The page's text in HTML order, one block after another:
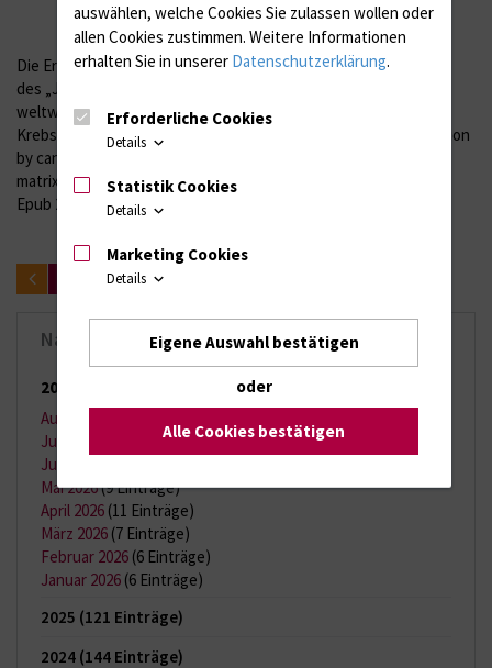
Die Ergebnisse dieser Arbeit wurden in einer aktuellen Ausgabe
des „Journal of the National Cancer Institute“ publiziert, der
weltweit führenden Zeitschrift auf dem Gebiet der
Krebsforschung: Ramer R, Hinz B. Inhibition of cancer cell invasion
by cannabinoids via increased expression of tissue inhibitor of
matrix metalloproteinases-1. J Natl Cancer Inst. 2008;100:59-69.
Epub 2007 Dec 25.
zurück
Nachrichten-Archiv
2026
August 2026
Juli 2026
(11 Einträge)
Juni 2026
Mai 2026(9 Einträge)
April 2026 (11 Einträge)
März 2026 (7 Einträge)
Februar 2026 (6 Einträge)
Januar 2026 (6 Einträge)
2025 (121 Einträge)
2024 (144 Einträge)
auswählen, welche Cookies Sie zulassen wollen oder
allen Cookies zustimmen. Weitere Informationen
erhalten Sie in unserer Datenschutzerklärung.
Erforderliche Cookies
Details
Statistik Cookies
Details
Marketing Cookies
Details
Eigene Auswahl bestätigen
oder
Alle Cookies bestätigen